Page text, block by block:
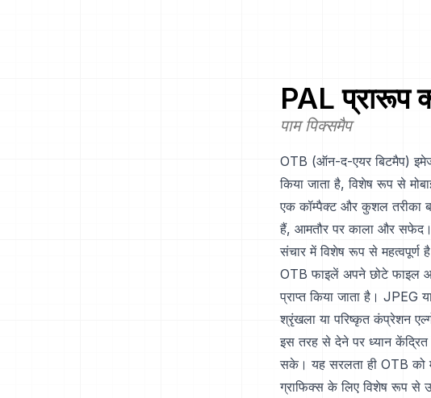
PAL प्रारूप
पाम पिक्समैप
OTB (ऑन-द-एयर बिटमैप)
किया जाता है, विशेष रूप से
एक कॉम्पैक्ट और कुशल तरीका
हैं, आमतौर पर काला और सफेद।
संचार में विशेष रूप से महत्वपूर्ण
OTB फाइलें अपने छोटे फाइल
प्राप्त किया जाता है। JPEG
श्रृंखला या परिष्कृत कंप्रेशन
इस तरह से देने पर ध्यान केंद्रित
सके। यह सरलता ही OTB को
ग्राफिक्स के लिए विशेष रूप से